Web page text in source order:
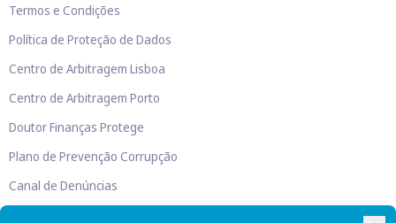
Termos e Condições
Política de Proteção de Dados
Centro de Arbitragem Lisboa
Centro de Arbitragem Porto
Doutor Finanças Protege
Plano de Prevenção Corrupção
Canal de Denúncias